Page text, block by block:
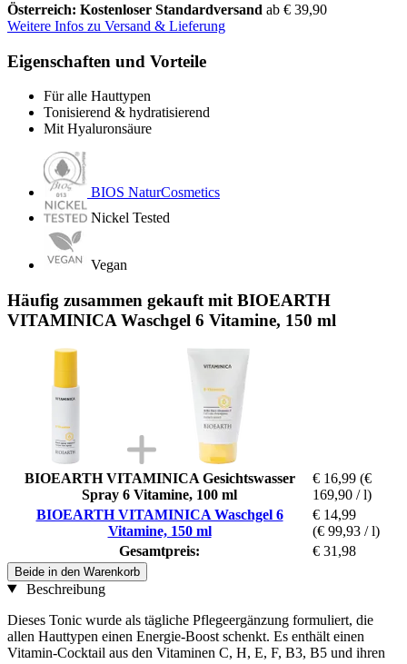
Österreich: Kostenloser Standardversand ab € 39,90
Weitere Infos zu Versand & Lieferung
Eigenschaften und Vorteile
Für alle Hauttypen
Tonisierend & hydratisierend
Mit Hyaluronsäure
BIOS NaturCosmetics
Nickel Tested
Vegan
Häufig zusammen gekauft mit BIOEARTH
VITAMINICA Waschgel 6 Vitamine, 150 ml
BIOEARTH VITAMINICA Gesichtswasser
Spray 6 Vitamine, 100 ml
€ 16,99 (€
169,90 / l)
BIOEARTH VITAMINICA Waschgel 6
Vitamine, 150 ml
€ 14,99
(€ 99,93 / l)
Gesamtpreis:
€ 31,98
Beide in den Warenkorb
Beschreibung
Dieses Tonic wurde als tägliche Pflegeergänzung formuliert, die
allen Hauttypen einen Energie-Boost schenkt. Es enthält einen
Vitamin-Cocktail aus den Vitaminen C, H, E, F, B3, B5 und ihren